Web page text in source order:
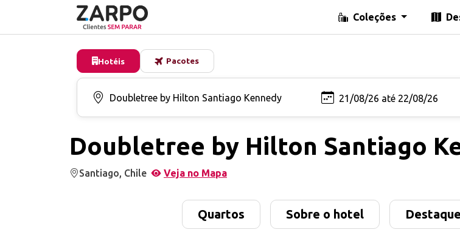
Coleções
Hotéis Pacotes
Doubletree by Hilton Santiago
Santiago, Chile Veja no Mapa
Quartos Sobre o hotel